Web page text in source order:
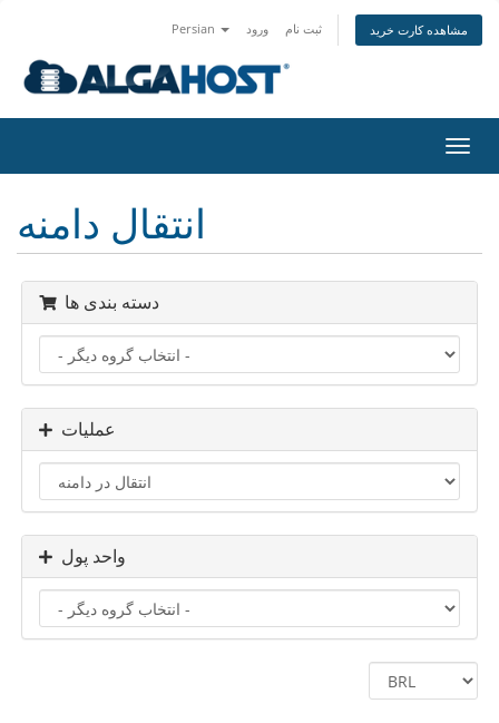
Persian ورود ثبت نام مشاهده کارت خرید
تغییر
انتقال دامنه
دسته بندی ها
عملیات
واحد پول